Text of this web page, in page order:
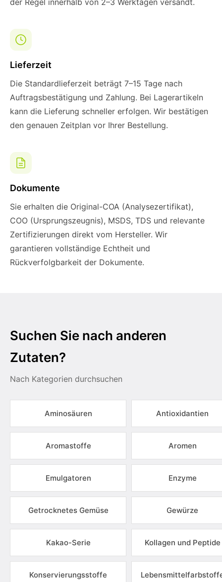
der Regel innerhalb von 2–3 Werktagen versandt.
Lieferzeit
Die Standardlieferzeit beträgt 7–15 Tage nach
Auftragsbestätigung und Zahlung. Bei Lagerartikeln
kann die Lieferung schneller erfolgen. Wir bestätigen
den genauen Zeitplan vor Ihrer Bestellung.
Dokumente
Sie erhalten die Original-COA (Analysezertifikat),
COO (Ursprungszeugnis), MSDS, TDS und relevante
Zertifizierungen direkt vom Hersteller. Wir
garantieren vollständige Echtheit und
Rückverfolgbarkeit der Dokumente.
Suchen Sie nach anderen
Zutaten?
Nach Kategorien durchsuchen
Aminosäuren Antioxidantien
Aromastoffe Aromen
Emulgatoren Enzyme
Getrocknetes Gemüse Gewürze
Kakao-Serie Kollagen und Peptide
Konservierungsstoffe